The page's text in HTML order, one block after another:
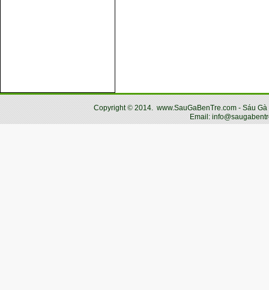
Copyright© 2014. www.SauGaBenTre.com - Sáu
Email: